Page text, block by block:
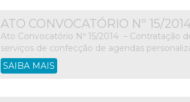
ATO CONVOCATÓRIO Nº 15/
Ato Convocatório Nº 15/2014 – Contratação
serviços de confecção de agendas
SAIBA MAIS